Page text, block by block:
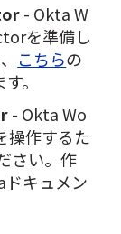
- Okta W
を準備し
こちらの
。
- Okta Wo
操作するた
さい。作
キュメン